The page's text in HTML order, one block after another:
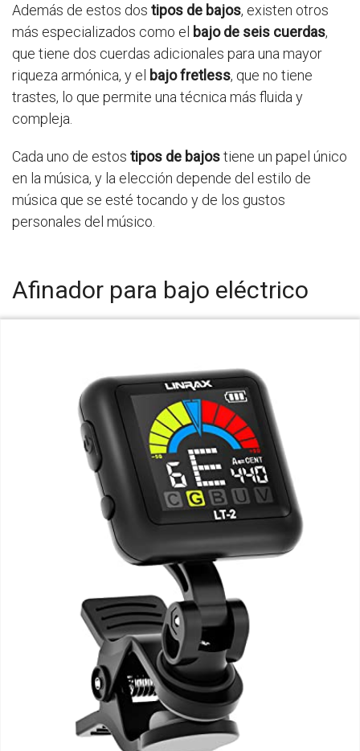
Además de estos dos tipos de bajos, existen otros
más especializados como el bajo de seis cuerdas,
que tiene dos cuerdas adicionales para una mayor
riqueza armónica, y el bajo fretless, que no tiene
trastes, lo que permite una técnica más fluida y
compleja.
Cada uno de estos tipos de bajostiene un papel único
en la música, y la elección depende del estilo de
música que se esté tocando y de los gustos
personales del músico.
Afinador para bajo eléctrico